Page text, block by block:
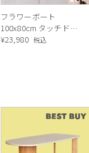
フラワーボート
100x80cm タッチドピ
クチャー
¥23,980 税込